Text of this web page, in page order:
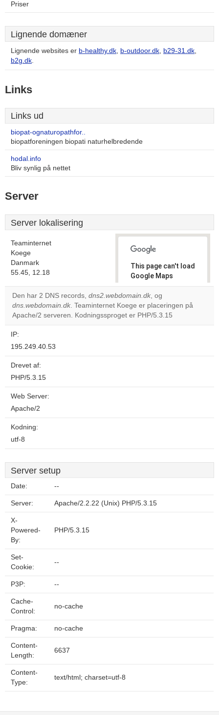
Priser
Lignende domæner
Lignende websites er b-healthy.dk, b-outdoor.dk, b29-31.dk,
b2g.dk.
Links
Links ud
biopat-ognaturopathfor..
biopatforeningen biopati naturhelbredende
hodal.info
Bliv synlig på nettet
Server
Server lokalisering
Teaminternet
Koege
Danmark
55.45, 12.18
This page can't load
Google Maps
correctly.
Do you
own this
Den har 2 DNS records, dns2.webdomain.dk, og
dns.webdomain.dk. Teaminternet Koege er placeringen på
Apache/2 serveren. Kodningssproget er PHP/5.3.15
IP:
195.249.40.53
Drevet af:
PHP/5.3.15
Web Server:
Apache/2
Kodning:
utf-8
Server setup
Date: --
Server: Apache/2.2.22 (Unix) PHP/5.3.15
X-
Powered-
By:
PHP/5.3.15
Set-
Cookie:
--
P3P: --
Cache-
Control:
no-cache
Pragma: no-cache
Content-
Length:
6637
Content-
Type:
text/html; charset=utf-8